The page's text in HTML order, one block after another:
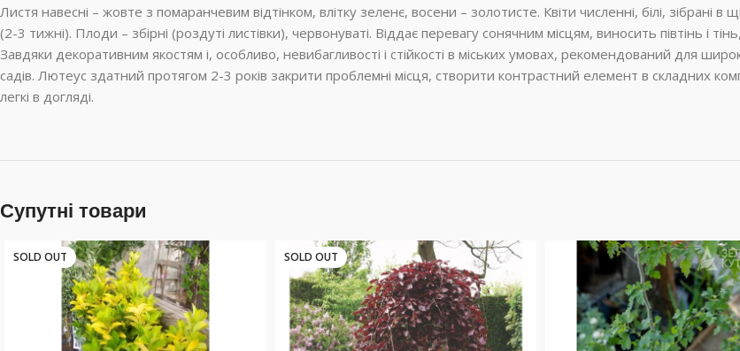
Листя навесні – жовте з помаранчевим відтінком, влітку зеленє, восени – золотисте. Квіти численні, білі, зібрані
(2-3 тижні). Плоди – збірні (роздуті листівки), червонуваті. Віддає перевагу сонячним місцям, виносить півтінь і
Завдяки декоративним якостям і, особливо, невибагливості і стійкості в міських умовах, рекомендований для
садів. Лютеус здатний протягом 2-3 років закрити проблемні місця, створити контрастний елемент в складних
легкі в догляді.
Супутні товари
SOLD OUT SOLD OUT